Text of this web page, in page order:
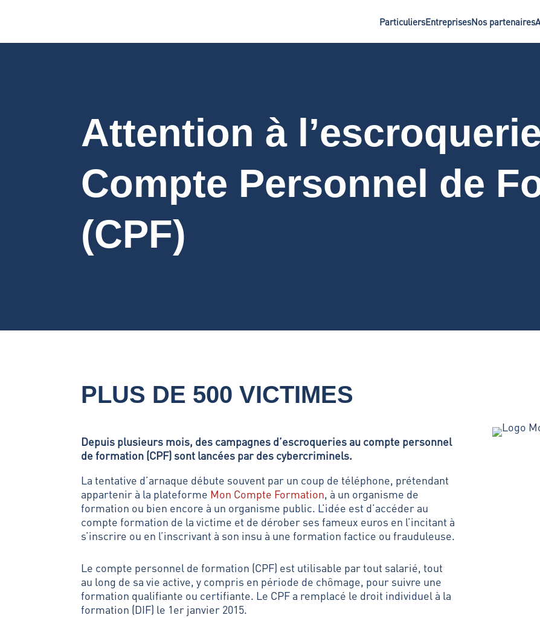
ParticuliersEntreprisesNos partenaires
Attention à
Compte Personnel de
(CPF)
PLUS DE 500 VICTIMES
Depuis plusieurs mois, des campagnes d’escroqueries au compte personnel
de formation (CPF) sont lancées par des cybercriminels.
La tentative d’arnaque débute souvent par un coup de téléphone, prétendant
appartenir à la plateforme Mon Compte Formation, à un organisme de
formation ou bien encore à un organisme public. L’idée est d’accéder au
compte formation de la victime et de dérober ses fameux euros en l’incitant à
s’inscrire ou en l’inscrivant à son insu à une formation factice ou frauduleuse.
Le compte personnel de formation (CPF) est utilisable par tout salarié, tout
au long de sa vie active, y compris en période de chômage, pour suivre une
formation qualifiante ou certifiante. Le CPF a remplacé le droit individuel à la
formation (DIF) le 1er janvier 2015.